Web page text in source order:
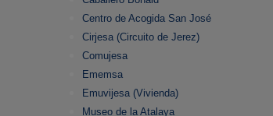
Centro de Acogida San José
Cirjesa (Circuito de Jerez)
Comujesa
Ememsa
Emuvijesa (Vivienda)
Museo de la Atalaya